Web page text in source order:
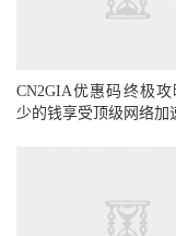
CN2GIA优惠码终极
少的钱享受顶级网络加